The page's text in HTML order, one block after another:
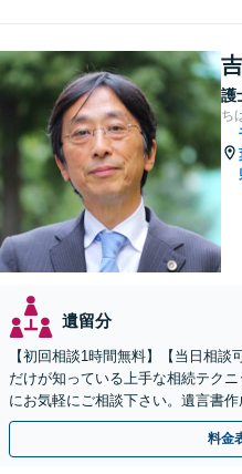
護
ち
遺留分
【初回相談1時間無料】【当日相
だけが知っている上手な相続テク
にお気軽にご相談下さい。遺言書
のことなど弁護経験豊富です。
料金